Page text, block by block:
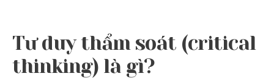
Tư duy thẩm soát (critical
thinking) là gì?